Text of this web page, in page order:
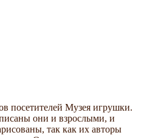
посетителей Музея игрушки.
они и взрослыми, и
так как их авторы